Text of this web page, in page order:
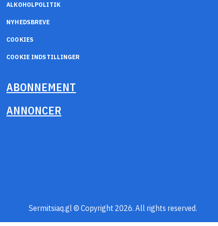
ALKOHOLPOLITIK
NYHEDSBREVE
COOKIES
COOKIE INDSTILLINGER
ABONNEMENT
ANNONCER
Sermitsiaq.gl © Copyright 2026. All rights reserved.